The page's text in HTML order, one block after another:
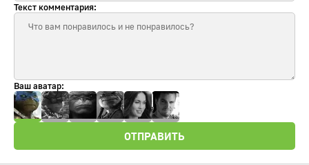
Текст комментария:
Ваш аватар:
ОТПРАВИТЬ